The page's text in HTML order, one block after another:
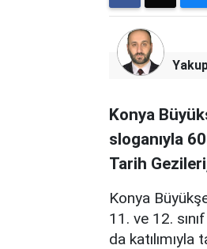
Konya
sloganıyla
Tarih
Konya
11. ve 12.
da